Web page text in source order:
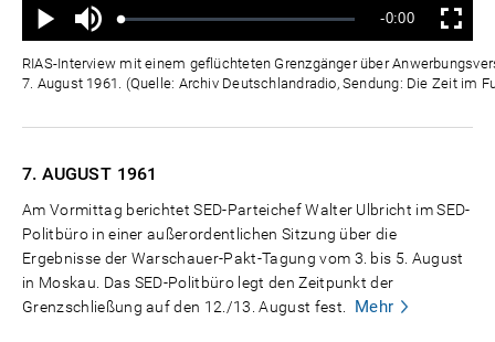
Wiedergabe
Ton
aus
Geladen:
Status:
Verbleibende
Zeit
-0:00 Vollbild
RIAS-Interview mit einem geflüchteten Grenzgänger über
7. August 1961. (Quelle: Archiv Deutschlandradio, Sendung: Die Zeit im
7. AUGUST 1961
Am Vormittag berichtet SED-Parteichef Walter Ulbricht im SED-
Politbüro in einer außerordentlichen Sitzung über die
Ergebnisse der Warschauer-Pakt-Tagung vom 3. bis 5. August
in Moskau. Das SED-Politbüro legt den Zeitpunkt der
Grenzschließung auf den 12./13. August fest.
Mehr